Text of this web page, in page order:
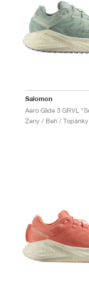
Salomon
Ženy / Beh / Topánky